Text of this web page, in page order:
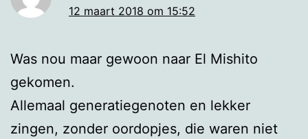
12 maart 2018 om 15:52
Was nou maar gewoon naar El Mishito
gekomen.
Allemaal generatiegenoten en lekker
zingen, zonder oordopjes, die waren niet